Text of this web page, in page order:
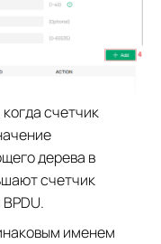
счетчик
дерева в
счетчик
именем